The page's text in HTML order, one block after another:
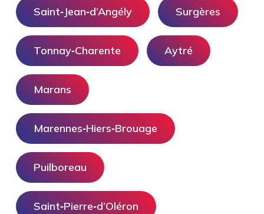
Saint‑Jean‑d’Angély Surgères
Tonnay‑Charente Aytré
Marans
Marennes‑Hiers‑Brouage
Puilboreau
Saint‑Pierre‑d’Oléron